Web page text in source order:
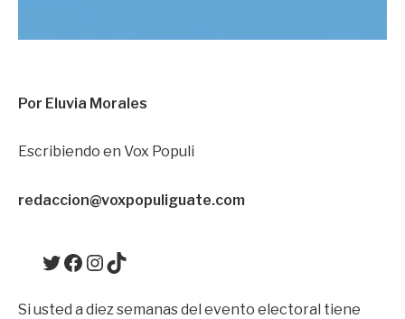
Por Eluvia Morales
Escribiendo en Vox Populi
redaccion@voxpopuliguate.com
Twitter Facebook InstagramTikTok
Si usted a diez semanas del evento electoral tiene